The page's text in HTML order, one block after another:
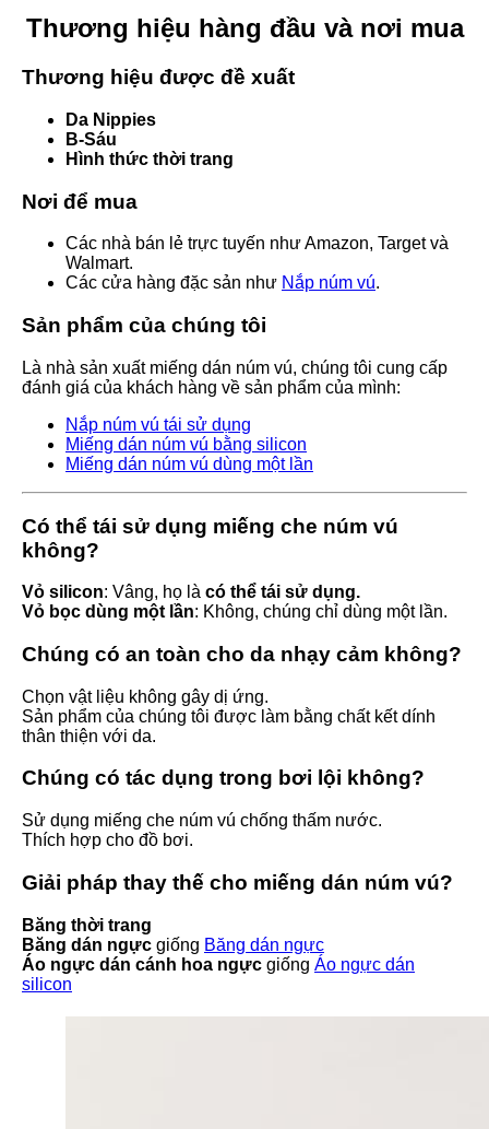
Thương hiệu hàng đầu và nơi mua
Thương hiệu được đề xuất
Da Nippies
B-Sáu
Hình thức thời trang
Nơi để mua
Các nhà bán lẻ trực tuyến như Amazon, Target và
Walmart.
Các cửa hàng đặc sản như Nắp núm vú.
Sản phẩm của chúng tôi
Là nhà sản xuất miếng dán núm vú, chúng tôi cung cấp
đánh giá của khách hàng về sản phẩm của mình:
Nắp núm vú tái sử dụng
Miếng dán núm vú bằng silicon
Miếng dán núm vú dùng một lần
Có thể tái sử dụng miếng che núm vú
không?
Vỏ silicon: Vâng, họ là có thể tái sử dụng.
Vỏ bọc dùng một lần: Không, chúng chỉ dùng một lần.
Chúng có an toàn cho da nhạy cảm không?
Chọn vật liệu không gây dị ứng.
Sản phẩm của chúng tôi được làm bằng chất kết dính
thân thiện với da.
Chúng có tác dụng trong bơi lội không?
Sử dụng miếng che núm vú chống thấm nước.
Thích hợp cho đồ bơi.
Giải pháp thay thế cho miếng dán núm vú?
Băng thời trang
Băng dán ngực giống Băng dán ngực
Áo ngực dán cánh hoa ngực giống Áo ngực dán
silicon